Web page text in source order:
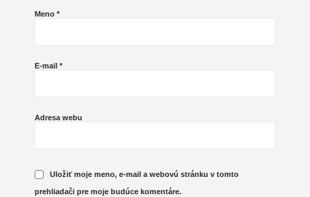
Meno *
E-mail *
Adresa webu
Uložiť moje meno, e-mail a webovú stránku v tomto
prehliadači pre moje budúce komentáre.